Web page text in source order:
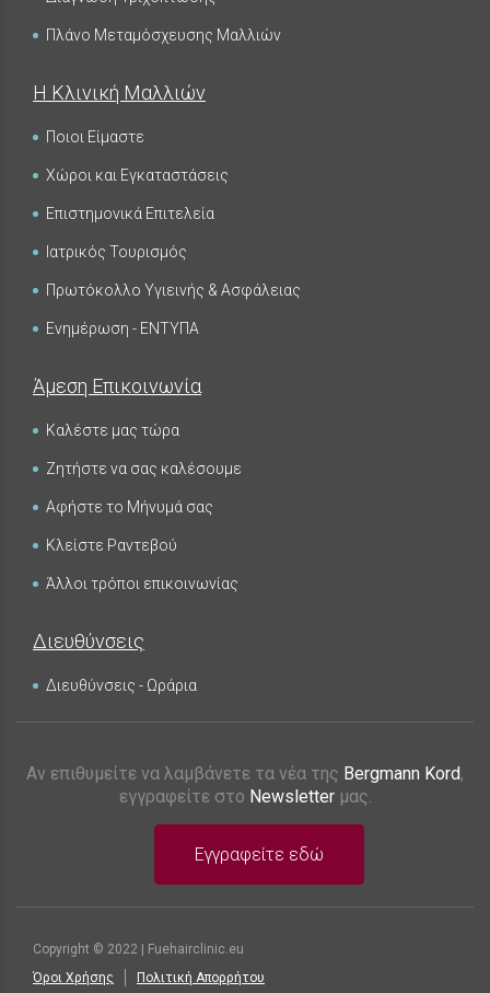
Πλάνο Μεταμόσχευσης Μαλλιών
Η Κλινική Μαλλιών
Ποιοι Είμαστε
Χώροι και Εγκαταστάσεις
Επιστημονικά Επιτελεία
Ιατρικός Τουρισμός
Πρωτόκολλο Υγιεινής & Ασφάλειας
Ενημέρωση - ΕΝΤΥΠΑ
Άμεση Επικοινωνία
Καλέστε μας τώρα
Ζητήστε να σας καλέσουμε
Αφήστε το Μήνυμά σας
Κλείστε Ραντεβού
Άλλοι τρόποι επικοινωνίας
Διευθύνσεις
Διευθύνσεις - Ωράρια
Αν επιθυμείτε να λαμβάνετε τα νέα της Bergmann Kord,
εγγραφείτε στο Newsletterμας.
Εγγραφείτε εδώ
Copyright © 2022 | Fuehairclinic.eu
Όροι Χρήσης
Πολιτική Απορρήτου